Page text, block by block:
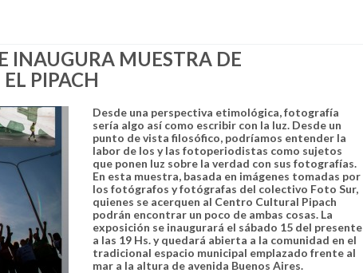
INAUGURA MUESTRA DE
PIPACH
Desde una perspectiva etimológica, fotografía
sería algo así como escribir con la luz. Desde un
punto de vista filosófico, podríamos entender la
labor de los y las fotoperiodistas como sujetos
que ponen luz sobre la verdad con sus fotografías.
En esta muestra, basada en imágenes tomadas por
los fotógrafos y fotógrafas del colectivo Foto Sur,
quienes se acerquen al Centro Cultural Pipach
podrán encontrar un poco de ambas cosas. La
exposición se inaugurará el sábado 15 del presente
a las 19 Hs. y quedará abierta a la comunidad en el
tradicional espacio municipal emplazado frente al
mar a la altura de avenida Buenos Aires.